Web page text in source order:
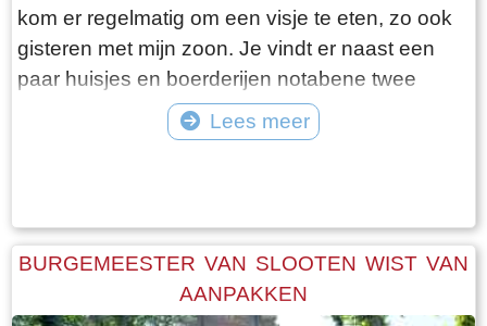
kom er regelmatig om een visje te eten, zo ook
gisteren met mijn zoon. Je vindt er naast een
paar huisjes en boerderijen notabene twee
visrestaurants op steenworp afstand van elkaar.
Er schijnt het jaar rond voldoende klandizie te
linker restaurant dat sinds een paar jaar in de
voormalige zoutloods gevestigd is. Zolang de
voorraad strekt welteverstaan. De naam
Lees meer
BURGEMEESTER VAN SLOOTEN WIST VAN
AANPAKKEN